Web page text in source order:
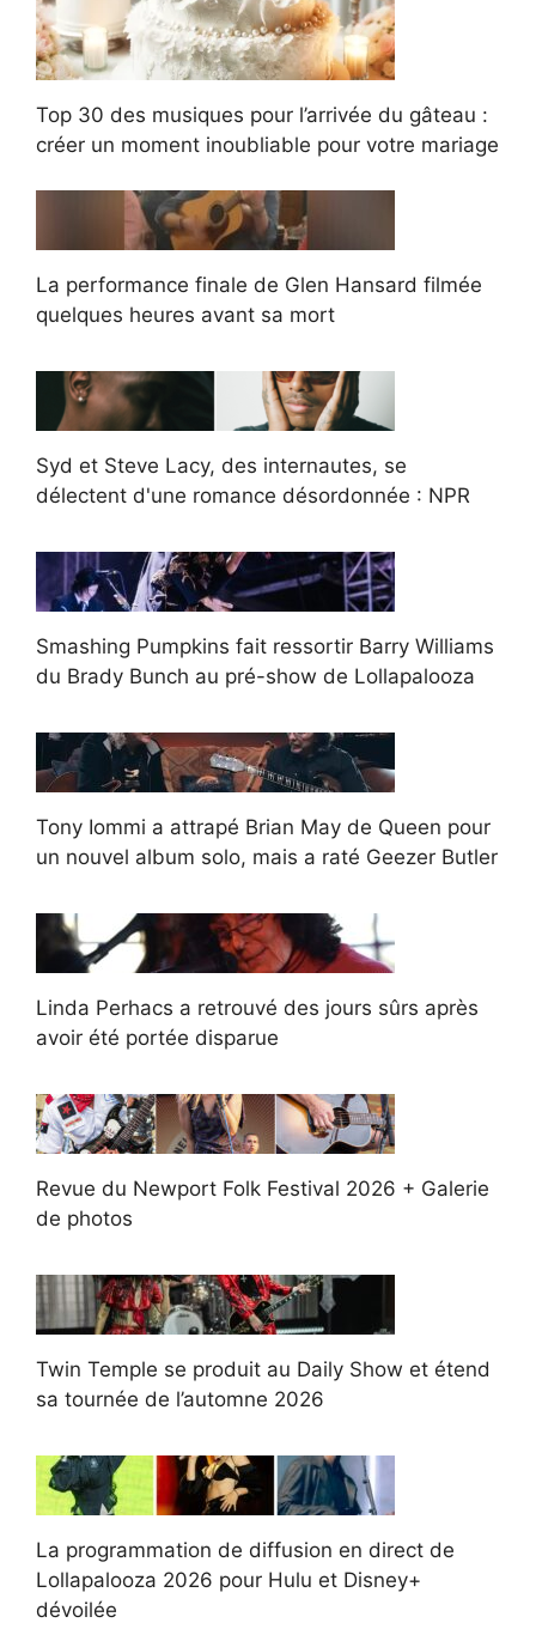
Top 30 des musiques pour l’arrivée du gâteau :
créer un moment inoubliable pour votre mariage
La performance finale de Glen Hansard filmée
quelques heures avant sa mort
Syd et Steve Lacy, des internautes, se
délectent d'une romance désordonnée : NPR
Smashing Pumpkins fait ressortir Barry Williams
du Brady Bunch au pré-show de Lollapalooza
Tony Iommi a attrapé Brian May de Queen pour
un nouvel album solo, mais a raté Geezer Butler
Linda Perhacs a retrouvé des jours sûrs après
avoir été portée disparue
Revue du Newport Folk Festival 2026 + Galerie
de photos
Twin Temple se produit au Daily Show et étend
sa tournée de l’automne 2026
La programmation de diffusion en direct de
Lollapalooza 2026 pour Hulu et Disney+
dévoilée